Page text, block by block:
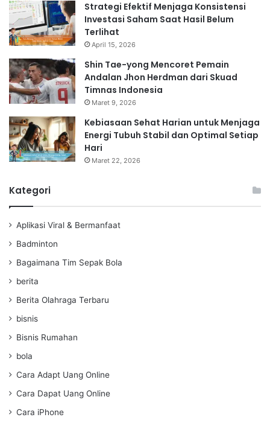
Strategi Efektif Menjaga Konsistensi
Investasi Saham Saat Hasil Belum
Terlihat
April 15, 2026
Shin Tae-yong Mencoret Pemain
Andalan Jhon Herdman dari Skuad
Timnas Indonesia
Maret 9, 2026
Kebiasaan Sehat Harian untuk Menjaga
Energi Tubuh Stabil dan Optimal Setiap
Hari
Maret 22, 2026
Kategori
Aplikasi Viral & Bermanfaat
Badminton
Bagaimana Tim Sepak Bola
berita
Berita Olahraga Terbaru
bisnis
Bisnis Rumahan
bola
Cara Adapt Uang Online
Cara Dapat Uang Online
Cara iPhone